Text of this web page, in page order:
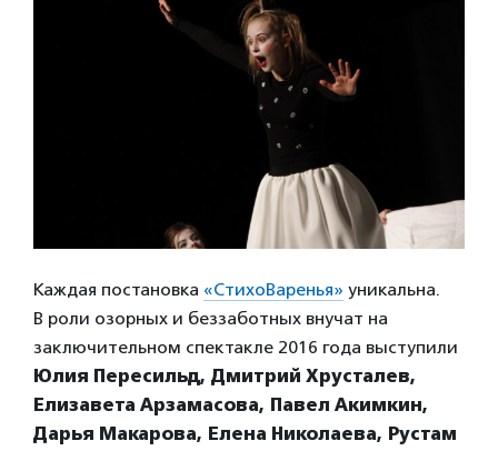
Каждая постановка «СтихоВаренья» уникальна.
В роли озорных и беззаботных внучат на
заключительном спектакле 2016 года выступили
Юлия Пересильд, Дмитрий Хрусталев,
Елизавета Арзамасова, Павел Акимкин,
Дарья Макарова, Елена Николаева, Рустам